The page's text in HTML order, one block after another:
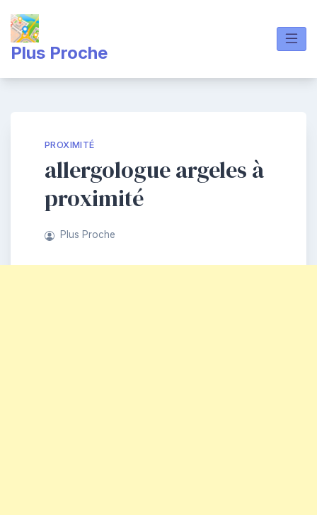
content
Plus Proche
PROXIMITÉ
allergologue argeles à
proximité
Plus Proche